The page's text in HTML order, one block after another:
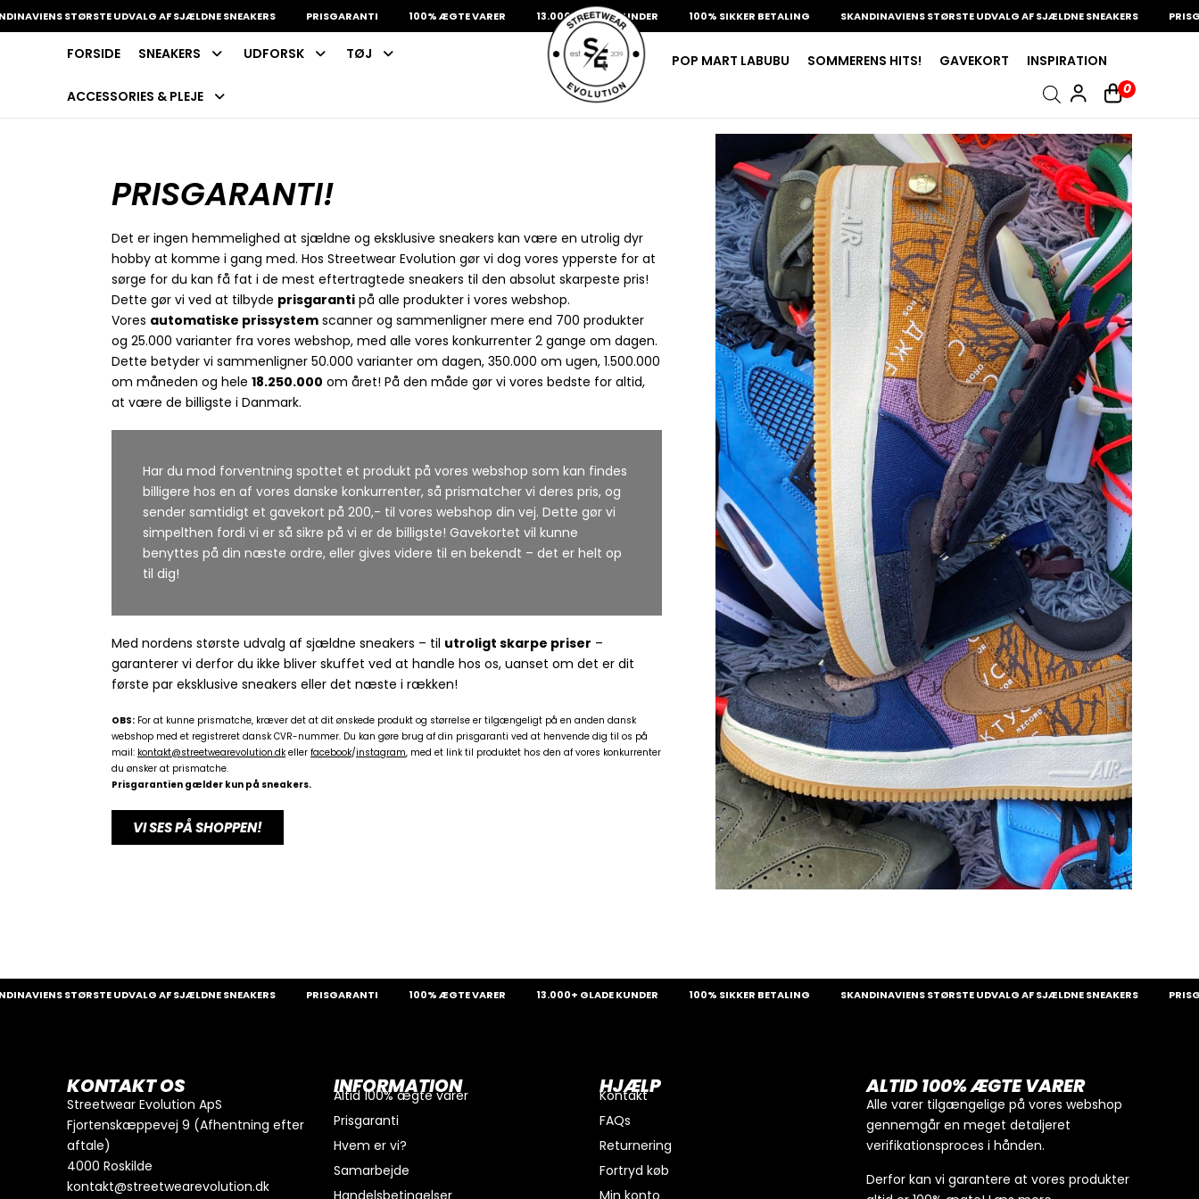
STØRSTE UDVALG AF SJÆLDNE SNEAKERS PRISGARANTI 100% ÆGTE VARER 13.000+ GLADE KUNDER 100% SIKKER BETALING SKANDINAVIENS STØRSTE UDVALG AF SJÆLDNE SNEAKERS
FORSIDE SNEAKERS UDFORSK TØJ
ACCESSORIES & PLEJE
POP MART LABUBU SOMMERENS HITS! GAVEKORT
INSPIRATION
0
INDKØBSKURV
Din kurv er tom.
GÅ TIL BETALING
PRISGARANTI!
Det er ingen hemmelighed at sjældne og eksklusive sneakers kan være en utrolig dyr
hobby at komme i gang med. Hos Streetwear Evolution gør vi dog vores ypperste for at
sørge for du kan få fat i de mest eftertragtede sneakers til den absolut skarpeste pris!
Dette gør vi ved at tilbyde prisgaranti på alle produkter i vores webshop.
Vores automatiske prissystem scanner og sammenligner mere end 700 produkter
og 25.000 varianter fra vores webshop, med alle vores konkurrenter 2 gange om dagen.
Dette betyder vi sammenligner 50.000 varianter om dagen, 350.000 om ugen, 1.500.000
om måneden og hele 18.250.000 om året! På den måde gør vi vores bedste for altid,
at være de billigste i Danmark.
Har du mod forventning spottet et produkt på vores webshop som kan findes
billigere hos en af vores danske konkurrenter, så prismatcher vi deres pris, og
sender samtidigt et gavekort på 200,- til vores webshop din vej. Dette gør vi
simpelthen fordi vi er så sikre på vi er de billigste! Gavekortet vil kunne
benyttes på din næste ordre, eller gives videre til en bekendt – det er helt op
til dig!
Med nordens største udvalg af sjældne sneakers – til utroligt skarpe priser –
garanterer vi derfor du ikke bliver skuffet ved at handle hos os, uanset om det er dit
første par eksklusive sneakers eller det næste i rækken!
OBS: For at kunne prismatche, kræver det at dit ønskede produkt og størrelse er tilgængeligt på en anden dansk
webshop med et registreret dansk CVR-nummer. Du kan gøre brug af din prisgaranti ved at henvende dig til os på
mail: kontakt@streetwearevolution.dk eller facebook/instagram, med et link til produktet hos den af vores konkurrenter
du ønsker at prismatche.
Prisgarantien gælder kun på sneakers.
VI SES PÅ SHOPPEN!
STØRSTE UDVALG AF SJÆLDNE SNEAKERS PRISGARANTI 100% ÆGTE VARER 13.000+ GLADE KUNDER 100% SIKKER BETALING SKANDINAVIENS STØRSTE UDVALG AF SJÆLDNE SNEAKERS
KONTAKT OS
Streetwear Evolution ApS
Fjortenskæppevej 9 (Afhentning efter
aftale)
4000 Roskilde
kontakt@streetwearevolution.dk
INFORMATION
Altid 100% ægte varer
Prisgaranti
Hvem er vi?
Samarbejde
HJÆLP
Kontakt
FAQs
Returnering
Fortryd køb
ALTID 100% ÆGTE VARER
Alle varer tilgængelige på vores webshop
gennemgår en meget detaljeret
verifikationsproces i hånden.
Derfor kan vi garantere at vores produkter